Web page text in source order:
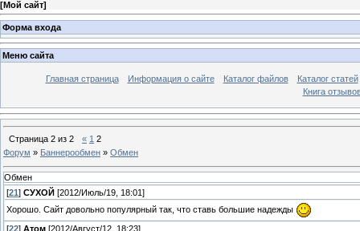
[Мой сайт]
Форма входа
Меню сайта
Главная страница Информация о сайте Каталог файлов
Каталог статей
Книга
Страница 2 из 2 « 1 2
Форум » Баннерообмен » Обмен
Обмен
[21 ] СУХОЙ [2012/Июль/19, 18:01]
Хорошо. Сайт довольно популярный так, что ставь большие надежды
[22] Атом [2012/Август/12, 18:23]